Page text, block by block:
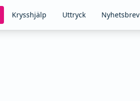
Krysshjälp Uttryck Nyhetsbrev